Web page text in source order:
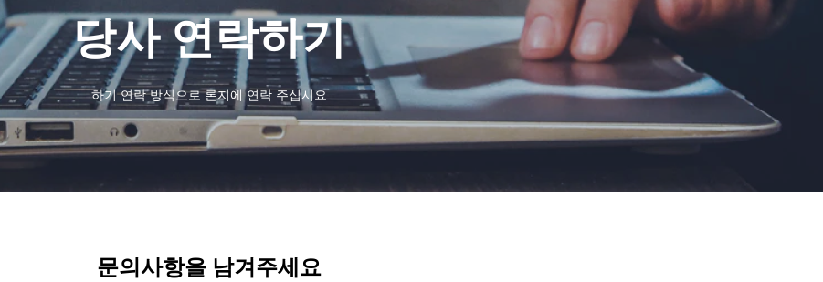
당사 연락하기
하기 연락 방식으로 론지에 연락 주십시요
문의사항을 남겨주세요